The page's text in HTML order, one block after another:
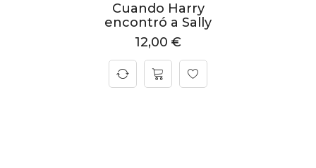
Cuando Harry
encontró a Sally
12,00 €